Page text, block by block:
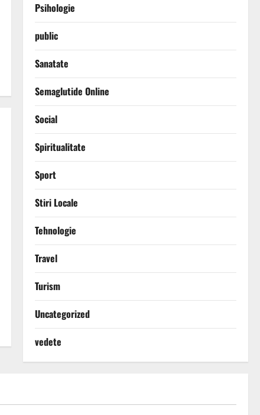
Psihologie
public
Sanatate
Semaglutide Online
Social
Spiritualitate
Sport
Stiri Locale
Tehnologie
Travel
Turism
Uncategorized
vedete